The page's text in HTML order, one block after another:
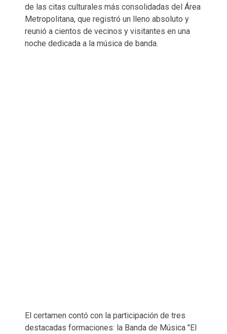
de las citas culturales más consolidadas del Área
Metropolitana, que registró un lleno absoluto y
reunió a cientos de vecinos y visitantes en una
noche dedicada a la música de banda.
El certamen contó con la participación de tres
destacadas formaciones: la Banda de Música "El